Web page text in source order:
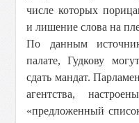
числе которых
и лишение слова на
По данным
палате, Гудкову
сдать мандат.
агентства,
«предложенный